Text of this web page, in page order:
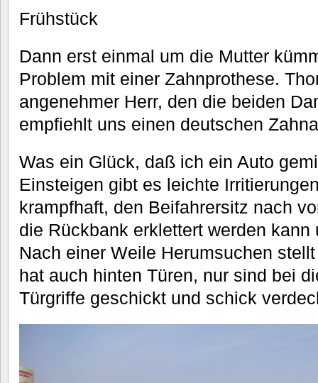
Frühstück
Dann erst einmal um die Mutter
Problem mit einer Zahnprothese.
angenehmer Herr, den die beiden
empfiehlt uns einen deutschen
Was ein Glück, daß ich ein Auto
Einsteigen gibt es leichte
krampfhaft, den Beifahrersitz nach
die Rückbank erklettert werden
Nach einer Weile Herumsuchen
hat auch hinten Türen, nur sind bei
Türgriffe geschickt und schick